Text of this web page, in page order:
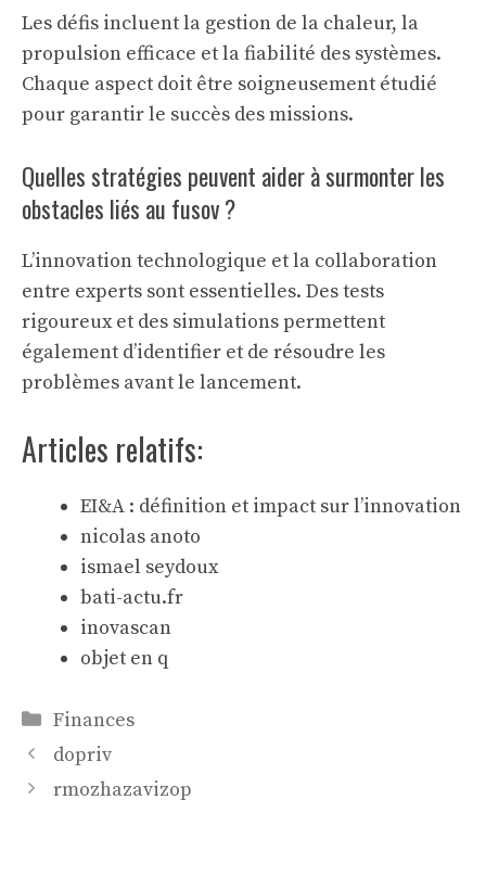
Les défis incluent la gestion de la chaleur, la
propulsion efficace et la fiabilité des systèmes.
Chaque aspect doit être soigneusement étudié
pour garantir le succès des missions.
Quelles stratégies peuvent aider à surmonter les
obstacles liés au fusov ?
L’innovation technologique et la collaboration
entre experts sont essentielles. Des tests
rigoureux et des simulations permettent
également d’identifier et de résoudre les
problèmes avant le lancement.
Articles relatifs:
EI&A : définition et impact sur l’innovation
nicolas anoto
ismael seydoux
bati-actu.fr
inovascan
objet en q
Catégories
Finances
dopriv
rmozhazavizop